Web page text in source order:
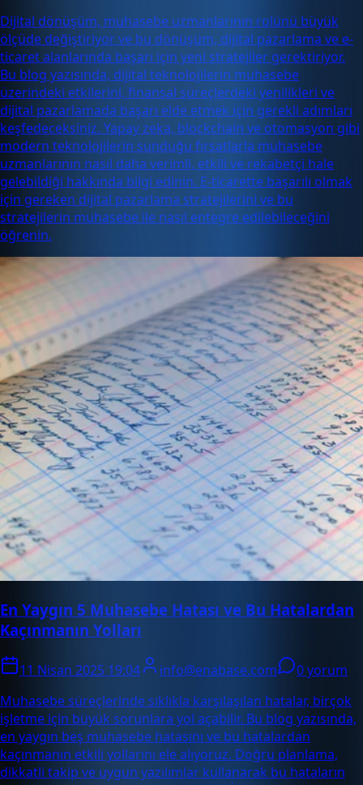
Dijital dönüşüm, muhasebe uzmanlarının rolünü büyük
ölçüde değiştiriyor ve bu dönüşüm, dijital pazarlama ve e-
ticaret alanlarında başarı için yeni stratejiler gerektiriyor.
Bu blog yazısında, dijital teknolojilerin muhasebe
üzerindeki etkilerini, finansal süreçlerdeki yenilikleri ve
dijital pazarlamada başarı elde etmek için gerekli adımları
keşfedeceksiniz. Yapay zeka, blockchain ve otomasyon gibi
modern teknolojilerin sunduğu fırsatlarla muhasebe
uzmanlarının nasıl daha verimli, etkili ve rekabetçi hale
gelebildiği hakkında bilgi edinin. E-ticarette başarılı olmak
için gereken dijital pazarlama stratejilerini ve bu
stratejilerin muhasebe ile nasıl entegre edilebileceğini
öğrenin.
En Yaygın 5 Muhasebe Hatası ve Bu Hatalardan
Kaçınmanın Yolları
11 Nisan 2025 19:04 info@enabase.com
0 yorum
Muhasebe süreçlerinde sıklıkla karşılaşılan hatalar, birçok
işletme için büyük sorunlara yol açabilir. Bu blog yazısında,
en yaygın beş muhasebe hatasını ve bu hatalardan
kaçınmanın etkili yollarını ele alıyoruz. Doğru planlama,
dikkatli takip ve uygun yazılımlar kullanarak bu hataların